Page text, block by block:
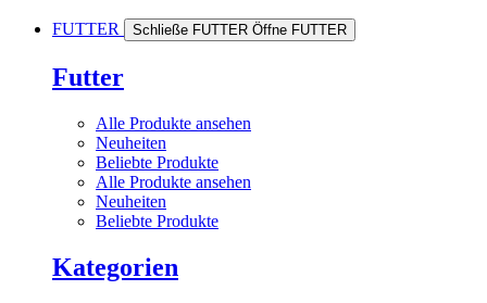
FUTTER Schließe FUTTER Öffne FUTTER
Futter
Alle Produkte ansehen
Neuheiten
Beliebte Produkte
Alle Produkte ansehen
Neuheiten
Beliebte Produkte
Kategorien